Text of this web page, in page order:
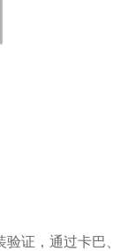
证，通过卡巴、